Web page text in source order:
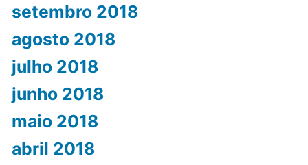
setembro 2018
agosto 2018
julho 2018
junho 2018
maio 2018
abril 2018